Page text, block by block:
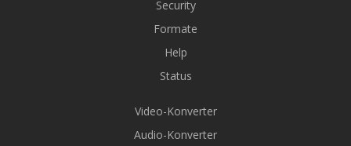
Security
Formate
Help
Status
Video-Konverter
Audio-Konverter